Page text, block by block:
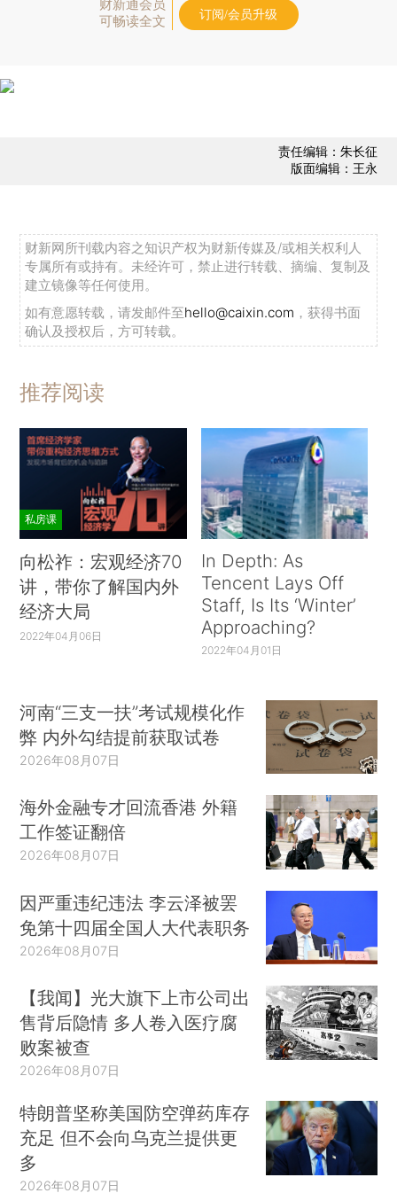
财新通会员
可畅读全文
订阅/会员升级
责任编辑：朱长征
版面编辑：王永
财新网所刊载内容之知识产权为财新传媒及/或相关权利人
专属所有或持有。未经许可，禁止进行转载、摘编、复制及
建立镜像等任何使用。
如有意愿转载，请发邮件至hello@caixin.com ，获得书面
确认及授权后，方可转载。
推荐阅读
私房课
向松祚：宏观经济70
讲，带你了解国内外
经济大局
2022年04月06日
In Depth: As
Tencent Lays Off
Staff, Is Its ‘Winter’
Approaching?
2022年04月01日
河南“三支一扶”考试规模化作
弊 内外勾结提前获取试卷
2026年08月07日
海外金融专才回流香港 外籍
工作签证翻倍
2026年08月07日
因严重违纪违法 李云泽被罢
免第十四届全国人大代表职务
2026年08月07日
【我闻】光大旗下上市公司出
售背后隐情 多人卷入医疗腐
败案被查
2026年08月07日
特朗普坚称美国防空弹药库存
充足 但不会向乌克兰提供更
多
2026年08月07日